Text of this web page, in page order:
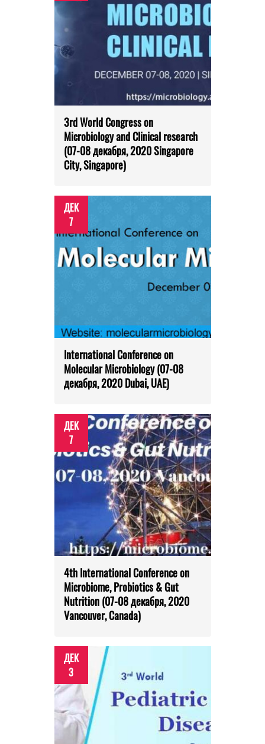
3rd World Congress on
Microbiology and Clinical research
(07-08 декабря, 2020 Singapore
City, Singapore)
ДЕК
7
International Conference on
Molecular Microbiology (07-08
декабря, 2020 Dubai, UAE)
ДЕК
7
4th International Conference on
Microbiome, Probiotics & Gut
Nutrition (07-08 декабря, 2020
Vancouver, Canada)
ДЕК
3